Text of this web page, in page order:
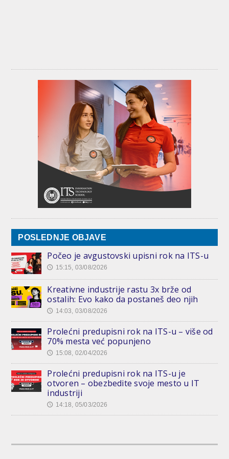
POSLEDNJE OBJAVE
Počeo je avgustovski upisni rok na ITS-u
🕔 15:15, 03/08/2026
Kreativne industrije rastu 3x brže od
ostalih: Evo kako da postaneš deo njih
🕔 14:03, 03/08/2026
Prolećni predupisni rok na ITS-u – više od
70% mesta već popunjeno
🕔 15:08, 02/04/2026
Prolećni predupisni rok na ITS-u je
otvoren – obezbedite svoje mesto u IT
industriji
🕔 14:18, 05/03/2026